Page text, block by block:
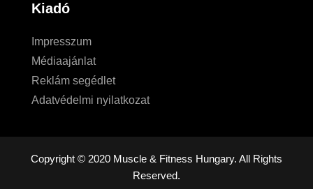
Kiadó
Impresszum
Médiaajánlat
Reklám segédlet
Adatvédelmi nyilatkozat
Copyright © 2020 Muscle & Fitness Hungary. All Rights
Reserved.